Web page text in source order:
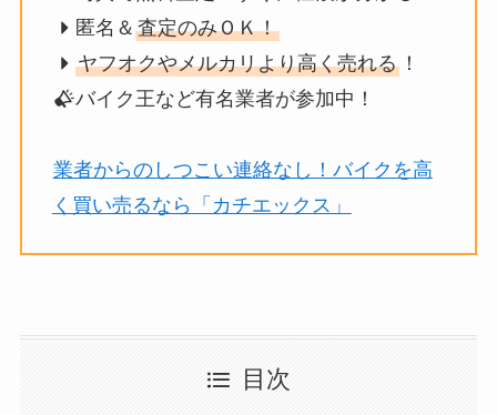
匿名＆査定のみＯＫ！
ヤフオクやメルカリより高く売れる ！
バイク王など有名業者が参加中！
業者からのしつこい連絡なし！バイクを高
く買い売るなら「カチエックス」
目次